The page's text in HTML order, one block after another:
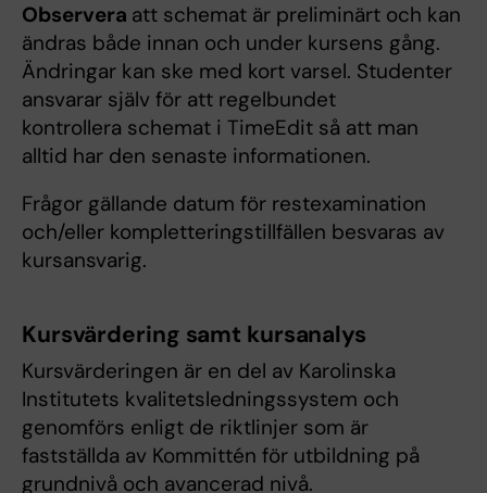
Observera att schemat är preliminärt och kan
ändras både innan och under kursens gång.
Ändringar kan ske med kort varsel. Studenter
ansvarar själv för att regelbundet
kontrollera schemat i TimeEdit så att man
alltid har den senaste informationen.
Frågor gällande datum för restexamination
och/eller kompletteringstillfällen besvaras av
kursansvarig.
Kursvärdering samt kursanalys
Kursvärderingen är en del av Karolinska
Institutets kvalitetsledningssystem och
genomförs enligt de riktlinjer som är
fastställda av Kommittén för utbildning på
grundnivå och avancerad nivå.